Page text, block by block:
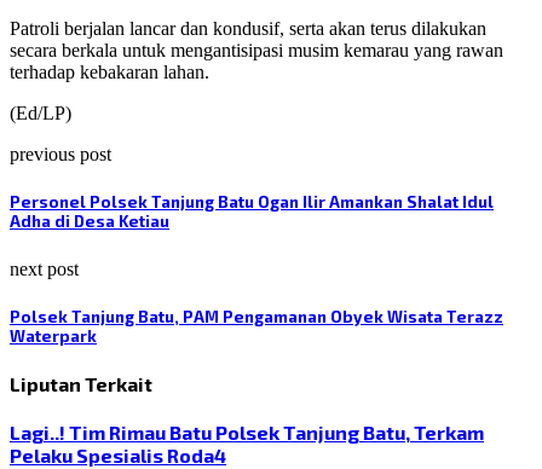
Patroli berjalan lancar dan kondusif, serta akan terus dilakukan
secara berkala untuk mengantisipasi musim kemarau yang rawan
terhadap kebakaran lahan.
(Ed/LP)
previous post
Personel Polsek Tanjung Batu Ogan Ilir Amankan Shalat Idul
Adha di Desa Ketiau
next post
Polsek Tanjung Batu, PAM Pengamanan Obyek Wisata Terazz
Waterpark
Liputan Terkait
Lagi..! Tim Rimau Batu Polsek Tanjung Batu, Terkam
Pelaku Spesialis Roda4